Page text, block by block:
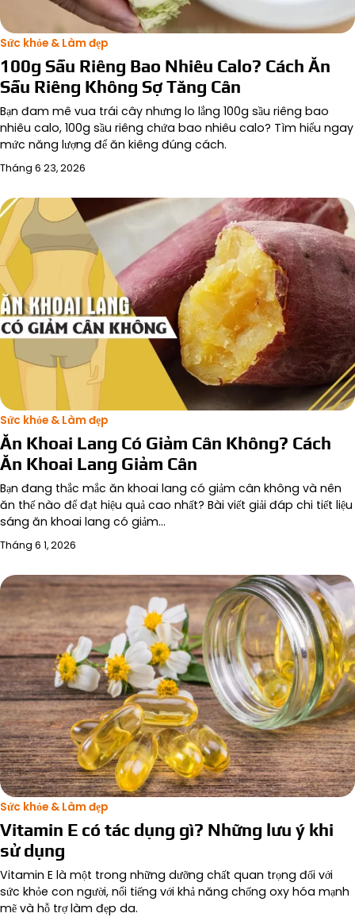
Sức khỏe & Làm đẹp
100g Sầu Riêng Bao Nhiêu Calo? Cách Ăn
Sầu Riêng Không Sợ Tăng Cân
Bạn đam mê vua trái cây nhưng lo lắng 100g sầu riêng bao
nhiêu calo, 100g sầu riêng chứa bao nhiêu calo? Tìm hiểu ngay
mức năng lượng để ăn kiêng đúng cách.
Tháng 6 23, 2026
Sức khỏe & Làm đẹp
Ăn Khoai Lang Có Giảm Cân Không? Cách
Ăn Khoai Lang Giảm Cân
Bạn đang thắc mắc ăn khoai lang có giảm cân không và nên
ăn thế nào để đạt hiệu quả cao nhất? Bài viết giải đáp chi tiết liệu
sáng ăn khoai lang có giảm…
Tháng 6 1, 2026
Sức khỏe & Làm đẹp
Vitamin E có tác dụng gì? Những lưu ý khi
sử dụng
Vitamin E là một trong những dưỡng chất quan trọng đối với
sức khỏe con người, nổi tiếng với khả năng chống oxy hóa mạnh
mẽ và hỗ trợ làm đẹp da.